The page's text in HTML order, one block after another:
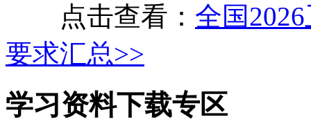
点击查看： 全国
要求汇总>>
学习资料下载专区